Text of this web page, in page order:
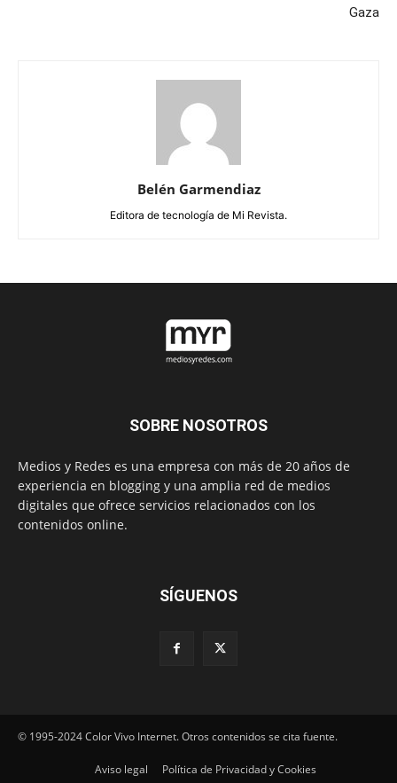
Gaza
Belén Garmendiaz
Editora de tecnología de Mi Revista.
SOBRE NOSOTROS
Medios y Redes es una empresa con más de 20 años de
experiencia en blogging y una amplia red de medios
digitales que ofrece servicios relacionados con los
contenidos online.
SÍGUENOS
© 1995-2024 Color Vivo Internet. Otros contenidos se cita fuente.
Aviso legal Política de Privacidad y Cookies